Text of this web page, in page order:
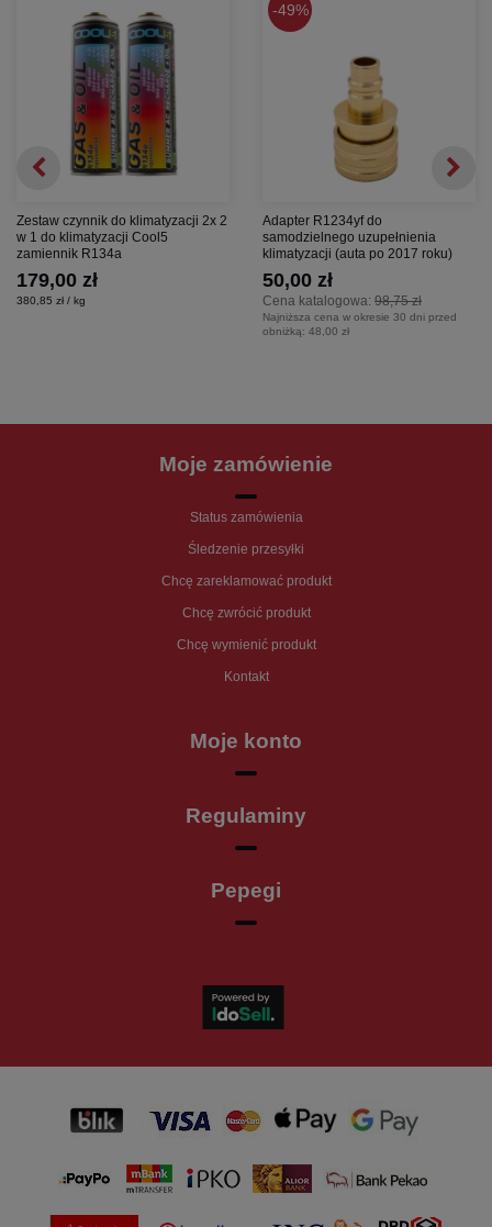
Zestaw czynnik do klimatyzacji 2x 2
w 1 do klimatyzacji Cool5
zamiennik R134a
179,00 zł
380,85 zł / kg
49%
Adapter R1234yf do
samodzielnego uzupełnienia
klimatyzacji (auta po 2017 roku)
Cena katalogowa: 98,75 zł
50,00 zł
Najniższa cena w okresie 30 dni przed
obniżką: 48,00 zł
Moje zamówienie
Status zamówienia
Śledzenie przesyłki
Chcę zareklamować produkt
Chcę zwrócić produkt
Chcę wymienić produkt
Kontakt
Moje konto
Regulaminy
Pepegi